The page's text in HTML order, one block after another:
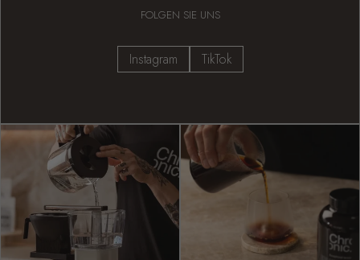
FOLGEN SIE UNS
Instagram TikTok